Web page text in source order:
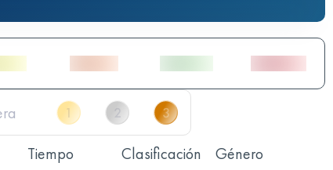
Tiempo Clasificación Género